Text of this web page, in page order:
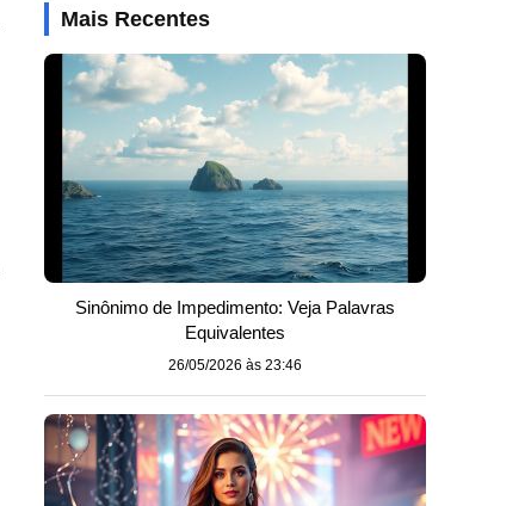
Mais Recentes
Sinônimo de Impedimento: Veja Palavras
Equivalentes
26/05/2026 às 23:46